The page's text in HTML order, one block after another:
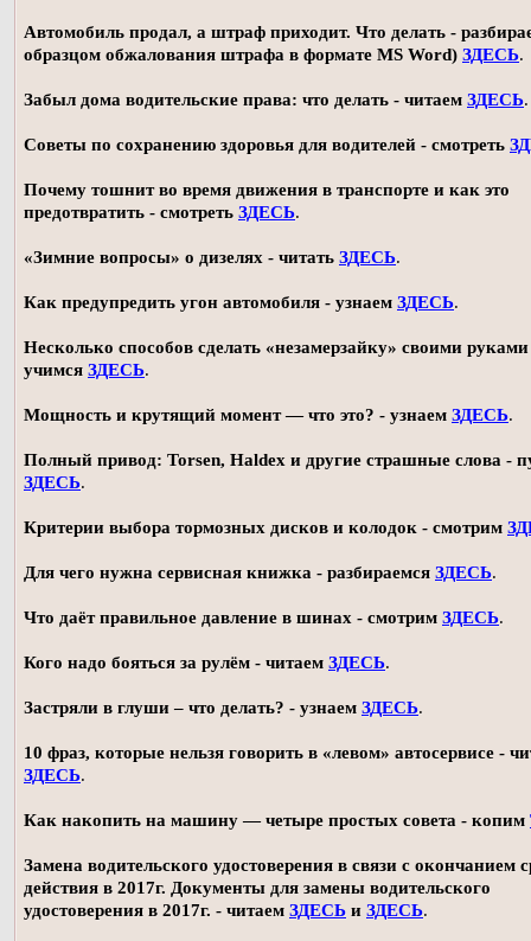
Автомобиль продал, а штраф приходит. Что делать -
образцом обжалования штрафа в формате MS Word) ЗДЕСЬ.
Забыл дома водительские права: что делать - читаем ЗДЕСЬ.
Советы по сохранению здоровья для водителей - смотреть
Почему тошнит во время движения в транспорте и как это
предотвратить - смотреть ЗДЕСЬ.
«Зимние вопросы» о дизелях - читать ЗДЕСЬ.
Как предупредить угон автомобиля - узнаем ЗДЕСЬ.
Несколько способов сделать «незамерзайку» своими
учимся ЗДЕСЬ.
Мощность и крутящий момент — что это? - узнаем ЗДЕСЬ.
Полный привод: Torsen, Haldex и другие страшные слова -
ЗДЕСЬ.
Критерии выбора тормозных дисков и колодок - смотрим
Для чего нужна сервисная книжка - разбираемся ЗДЕСЬ.
Что даёт правильное давление в шинах - смотрим ЗДЕСЬ.
Кого надо бояться за рулём - читаем ЗДЕСЬ.
Застряли в глуши – что делать? - узнаем ЗДЕСЬ.
10 фраз, которые нельзя говорить в «левом» автосервисе -
ЗДЕСЬ.
Как накопить на машину — четыре простых совета - копим
Замена водительского удостоверения в связи с окончанием
действия в 2017г. Документы для замены водительского
удостоверения в 2017г. - читаем ЗДЕСЬ и ЗДЕСЬ.